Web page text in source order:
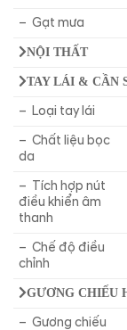
– Gạt mưa
NỘI THẤT
TAY LÁI & CẦN
– Loại tay lái
– Chất liệu bọc
da
– Tích hợp nút
điều khiển âm
thanh
– Chế độ điều
chỉnh
GƯƠNG CHIẾU
– Gương chiếu